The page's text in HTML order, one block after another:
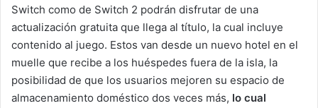
Switch como de Switch 2 podrán disfrutar de una
actualización gratuita que llega al título, la cual incluye
contenido al juego. Estos van desde un nuevo hotel en el
muelle que recibe a los huéspedes fuera de la isla, la
posibilidad de que los usuarios mejoren su espacio de
almacenamiento doméstico dos veces más, lo cual